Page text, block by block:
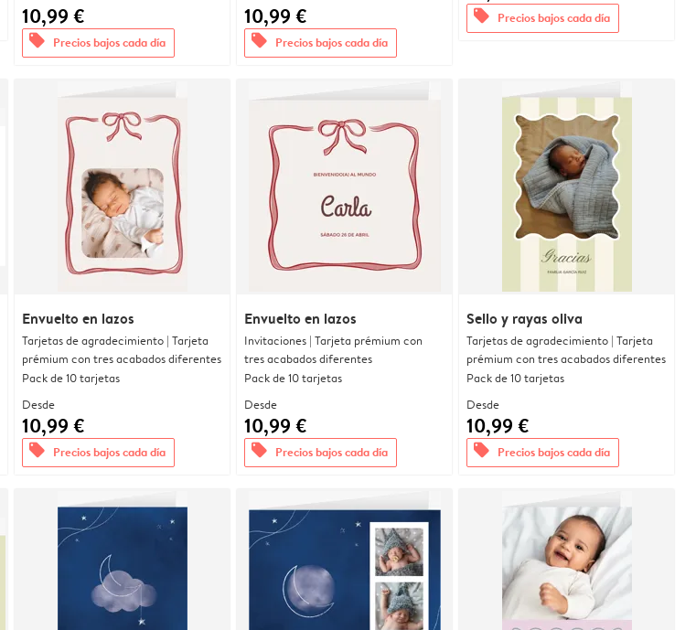
10,99 €
offers Precios bajos cada día
10,99 €
offers Precios bajos cada día
offers Precios bajos cada día
Envuelto en lazos
Tarjetas de agradecimiento | Tarjeta
prémium con tres acabados diferentes
Pack de 10 tarjetas
Desde
10,99 €
offers Precios bajos cada día
Envuelto en lazos
Invitaciones | Tarjeta prémium con
tres acabados diferentes
Pack de 10 tarjetas
Desde
10,99 €
offers Precios bajos cada día
Sello y rayas oliva
Tarjetas de agradecimiento | Tarjeta
prémium con tres acabados diferentes
Pack de 10 tarjetas
Desde
10,99 €
offers Precios bajos cada día